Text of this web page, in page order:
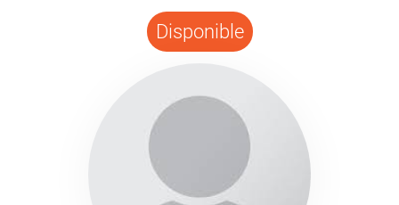
Disponible